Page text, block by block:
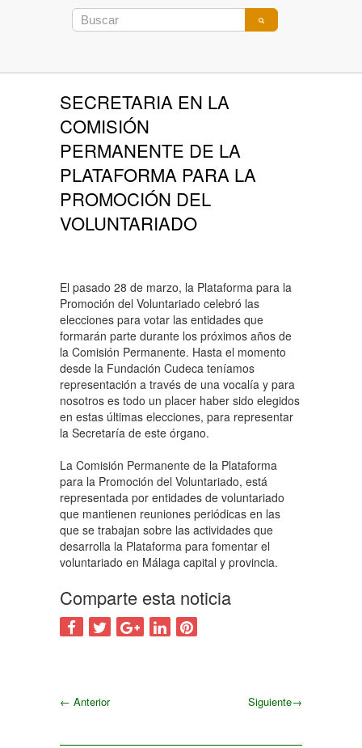
SECRETARIA EN LA
COMISIÓN
PERMANENTE DE LA
PLATAFORMA PARA LA
PROMOCIÓN DEL
VOLUNTARIADO
El pasado 28 de marzo, la Plataforma para la
Promoción del Voluntariado celebró las
elecciones para votar las entidades que
formarán parte durante los próximos años de
la Comisión Permanente. Hasta el momento
desde la Fundación Cudeca teníamos
representación a través de una vocalía y para
nosotros es todo un placer haber sido elegidos
en estas últimas elecciones, para representar
la Secretaría de este órgano.
La Comisión Permanente de la Plataforma
para la Promoción del Voluntariado, está
representada por entidades de voluntariado
que mantienen reuniones periódicas en las
que se trabajan sobre las actividades que
desarrolla la Plataforma para fomentar el
voluntariado en Málaga capital y provincia.
Comparte esta noticia
← Anterior Siguiente→